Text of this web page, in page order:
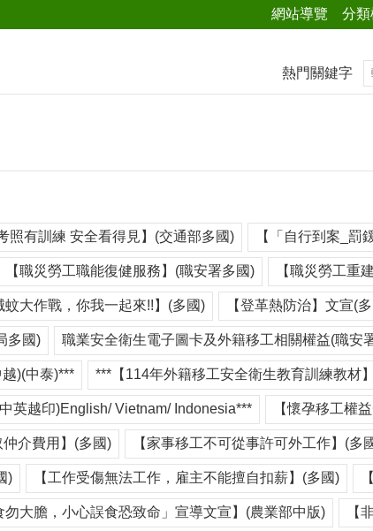
網站導覽 分類
熱門關鍵字
考照有訓練 安全看得見】(交通部多國) 【「自行到案_罰
【職災勞工職能復健服務】(職安署多國) 【職災勞工重
蚊大作戰，你我一起來!!】(多國) 【登革熱防治】文宣(
多國) 職業安全衛生電子圖卡及外籍移工相關權益(職安
)(中泰)*** ***【114年外籍移工安全衛生教育訓練教材
英越印)English/ Vietnam/ Indonesia*** 【懷孕移工權
仲介費用】(多國) 【家事移工不可從事許可外工作】(多
) 【工作受傷無法工作，雇主不能擅自扣薪】(多國)
勿大膽，小心誤食恐致命」宣導文宣】(農業部中版) 【